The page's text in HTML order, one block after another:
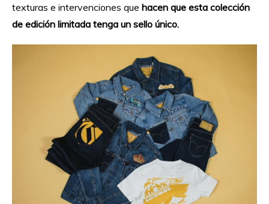
texturas e intervenciones que hacen que esta colección
de edición limitada tenga un sello único.